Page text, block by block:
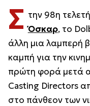
Σ την 98η
Όσκαρ, το
άλλη μια λαμπερή
καμπή για την
πρώτη φορά μετά
Casting Directors
στο πάνθεον των